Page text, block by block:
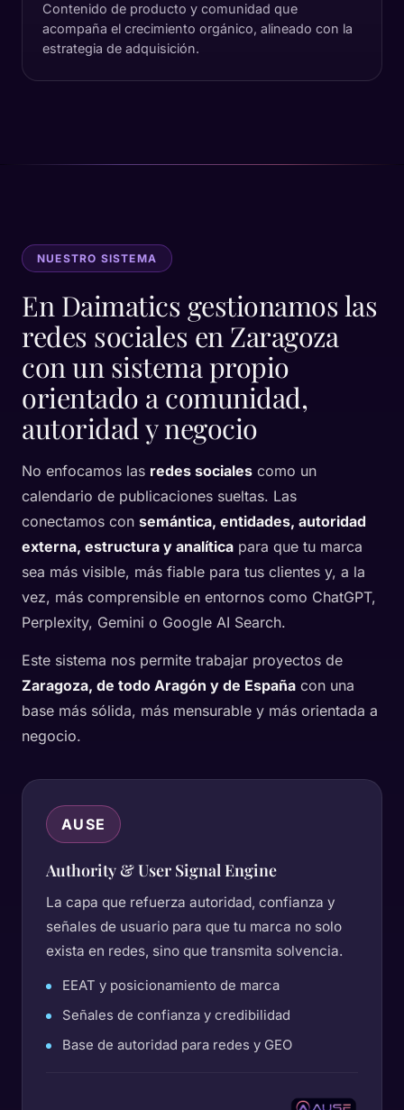
Contenido de producto y comunidad que
acompaña el crecimiento orgánico, alineado con la
estrategia de adquisición.
NUESTRO SISTEMA
En Daimatics gestionamos las
redes sociales en Zaragoza
con un sistema propio
orientado a comunidad,
autoridad y negocio
No enfocamos las redes sociales como un
calendario de publicaciones sueltas. Las
conectamos con semántica, entidades, autoridad
externa, estructura y analítica para que tu marca
sea más visible, más fiable para tus clientes y, a la
vez, más comprensible en entornos como ChatGPT,
Perplexity, Gemini o Google AI Search.
Este sistema nos permite trabajar proyectos de
Zaragoza, de todo Aragón y de España con una
base más sólida, más mensurable y más orientada a
negocio.
AUSE
Authority & User Signal Engine
La capa que refuerza autoridad, confianza y
señales de usuario para que tu marca no solo
exista en redes, sino que transmita solvencia.
EEAT y posicionamiento de marca
Señales de confianza y credibilidad
Base de autoridad para redes y GEO